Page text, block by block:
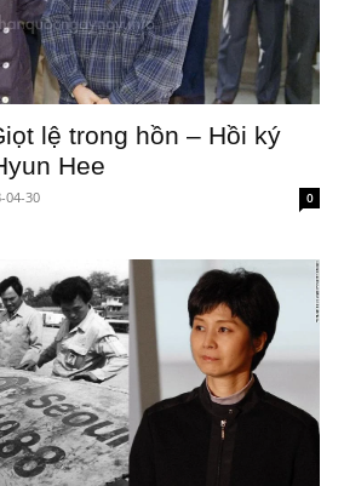
lệ trong hồn – Hồi ký
Hee
04-30 0